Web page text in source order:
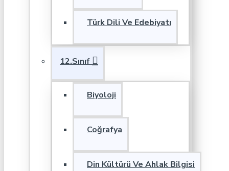
Türk Dili Ve Edebiyatı
12.Sınıf
Biyoloji
Coğrafya
Din Kültürü Ve Ahlak Bilgisi